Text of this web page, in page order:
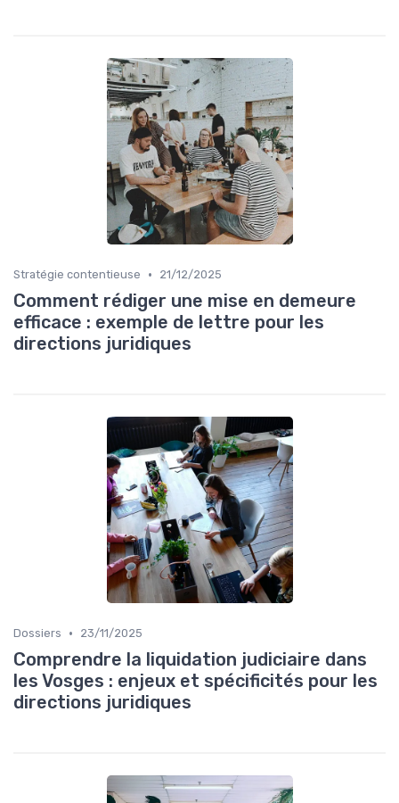
Stratégie contentieuse • 21/12/2025
Comment rédiger une mise en demeure
efficace : exemple de lettre pour les
directions juridiques
Dossiers • 23/11/2025
Comprendre la liquidation judiciaire dans
les Vosges : enjeux et spécificités pour les
directions juridiques